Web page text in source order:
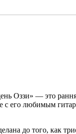
Оззи» — это
его любимым
до того, как